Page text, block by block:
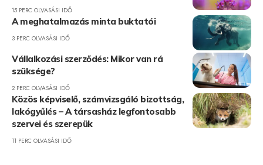
15 PERC OLVASÁSI IDŐ
A meghatalmazás minta buktatói
3 PERC OLVASÁSI IDŐ
Vállalkozási szerződés: Mikor van rá
szüksége?
2 PERC OLVASÁSI IDŐ
Közös képviselő, számvizsgáló bizottság,
lakógyűlés – A társasház legfontosabb
szervei és szerepük
11 PERC OLVASÁSI IDŐ